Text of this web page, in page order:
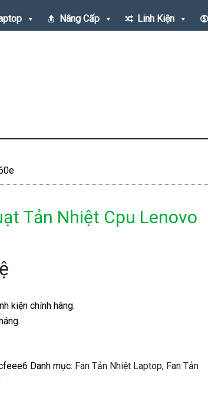
Nâng Cấp Linh Kiện
Tản Nhiệt Cpu Lenovo
kiện chính hãng.
Danh mục: Fan Tản Nhiệt Laptop, Fan Tản